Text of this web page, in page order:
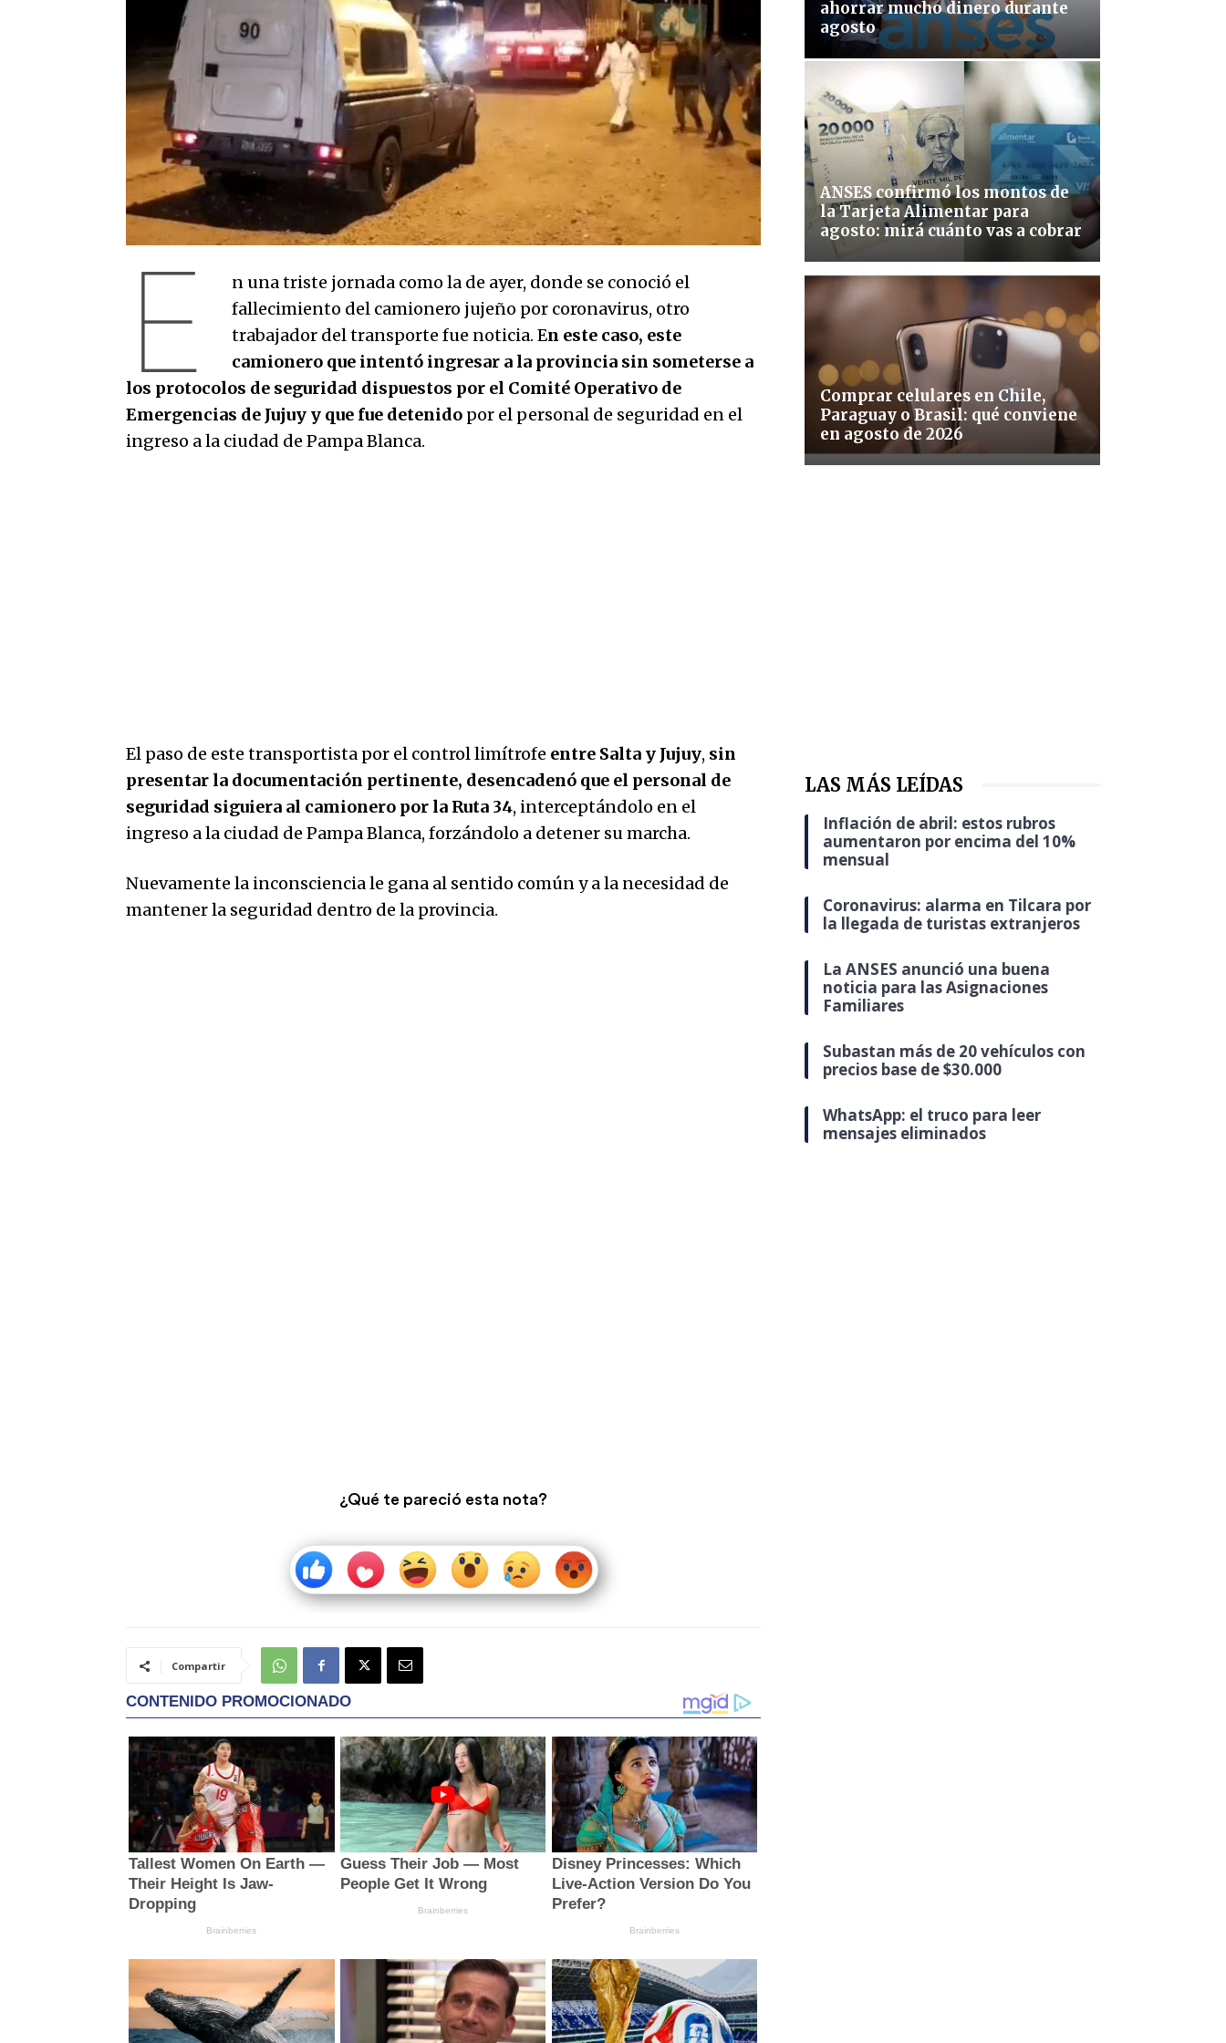
E
n una triste jornada como la de ayer, donde se conoció el
fallecimiento del camionero jujeño por coronavirus, otro
trabajador del transporte fue noticia. En este caso, este
camionero que intentó ingresar a la provincia sin someterse a
los protocolos de seguridad dispuestos por el Comité Operativo de
Emergencias de Jujuy y que fue detenido por el personal de seguridad en el
ingreso a la ciudad de Pampa Blanca.
El paso de este transportista por el control limítrofe entre Salta y Jujuy, sin
presentar la documentación pertinente, desencadenó que el personal de
seguridad siguiera al camionero por la Ruta 34, interceptándolo en el
ingreso a la ciudad de Pampa Blanca, forzándolo a detener su marcha.
Nuevamente la inconsciencia le gana al sentido común y a la necesidad de
mantener la seguridad dentro de la provincia.
¿Qué te pareció esta nota?
Compartir
ahorrar mucho dinero durante
agosto
ANSES confirmó los montos de
la Tarjeta Alimentar para
agosto: mirá cuánto vas a cobrar
Comprar celulares en Chile,
Paraguay o Brasil: qué conviene
en agosto de 2026
LAS MÁS LEÍDAS
Inflación de abril: estos rubros
aumentaron por encima del 10%
mensual
Coronavirus: alarma en Tilcara por
la llegada de turistas extranjeros
La ANSES anunció una buena
noticia para las Asignaciones
Familiares
Subastan más de 20 vehículos con
precios base de $30.000
WhatsApp: el truco para leer
mensajes eliminados